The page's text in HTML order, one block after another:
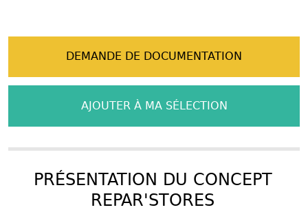
DEMANDE DE DOCUMENTATION
AJOUTER À MA SÉLECTION
PRÉSENTATION DU CONCEPT
REPAR'STORES